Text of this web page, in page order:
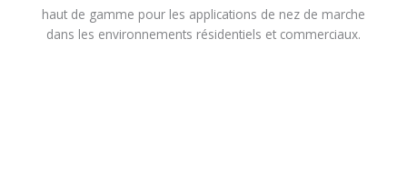
haut de gamme pour les applications de nez de marche
dans les environnements résidentiels et commerciaux.